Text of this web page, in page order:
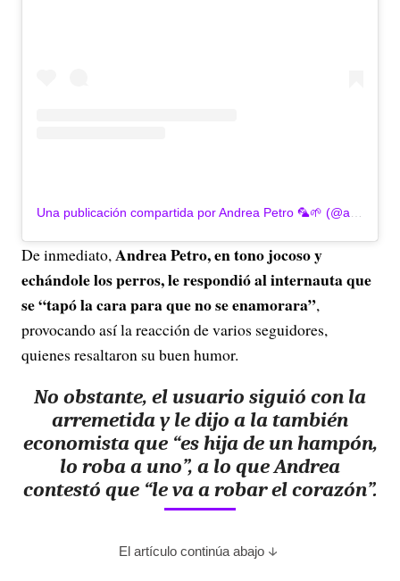
De inmediato,Andrea Petro, en tono jocoso y
echándole los perros, le respondió al internauta que
se “tapó la cara para que no se enamorara”,
provocando así la reacción de varios seguidores,
quienes resaltaron su buen humor.
No obstante, el usuario siguió con la
arremetida y le dijo a la también
economista que “es hija de un hampón,
lo roba a uno”, a lo que Andrea
contestó que “le va a robar el corazón”.
El artículo continúa abajo